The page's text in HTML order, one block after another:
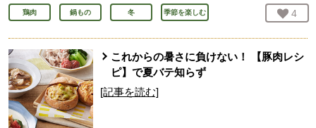
鶏肉 鍋もの 冬 季節を楽しむ お気
4
これからの暑さに負けない！ 【豚肉レシ
ピ】で夏バテ知らず
[記事を読む]